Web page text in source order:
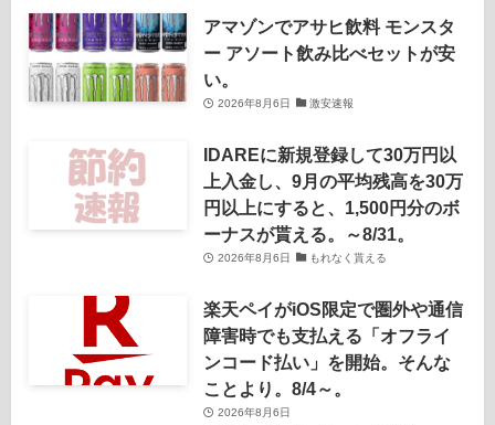
アマゾンでアサヒ飲料 モンスタ
ー アソート飲み比べセットが安
い。
2026年8月6日 激安速報
IDAREに新規登録して30万円以
上入金し、9月の平均残高を30万
円以上にすると、1,500円分のボ
ーナスが貰える。～8/31。
2026年8月6日 もれなく貰える
楽天ペイがiOS限定で圏外や通信
障害時でも支払える「オフライ
ンコード払い」を開始。そんな
ことより。8/4～。
2026年8月6日